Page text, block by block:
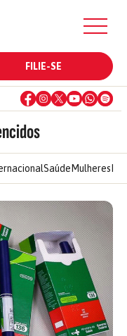
FILIE-SE
Saúde Mulheres